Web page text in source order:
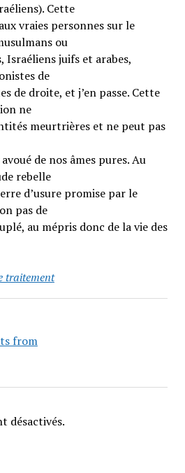
Cette
vraies personnes sur le
ou
Israéliens juifs et arabes,
de
de droite, et j’en passe. Cette
ne
meurtrières et ne peut pas
de nos âmes pures. Au
rebelle
d’usure promise par le
pas de
au mépris donc de la vie des
traitement
from
désactivés.